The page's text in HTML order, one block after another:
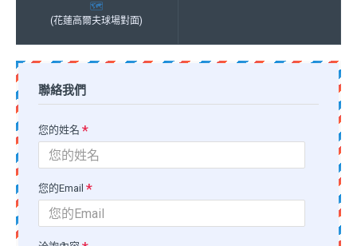
🗺️
(花蓮高爾夫球場對面)
聯絡我們
您的姓名
您的Email